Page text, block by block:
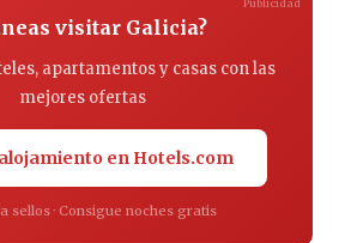
visitar Galicia?
apartamentos y casas con las
mejores ofertas
en Hotels.com
sellos · Consigue noches gratis
Publicidad